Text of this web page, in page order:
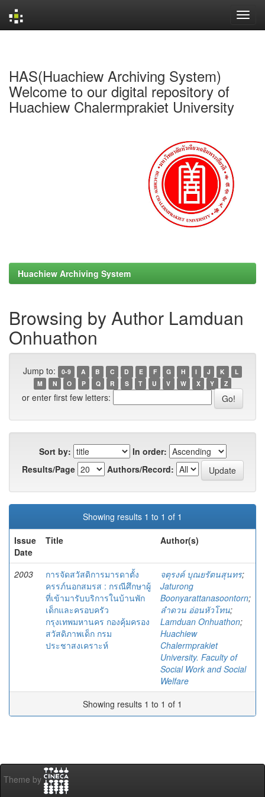
HAS(Huachiew Archiving System)
Welcome to our digital repository of
Huachiew Chalermprakiet University
Huachiew Archiving System
Browsing by Author Lamduan
Onhuathon
Jump to: 0-9 A B C D E F G H I J K
L
M
N O P Q R S T U V W X Y Z
or enter first few letters:
Sort by:
In order:
Results/Page
Authors/Record:
Showing results 1 to 1 of 1
Issue
Date
Title Author(s)
2003
การจัดสวัสดิการมารดาตั้ง
ครรภ์นอกสมรส : กรณีศึกษาผู้
ที่เข้ามารับบริการในบ้านพัก
เด็กและครอบครัว
กรุงเทพมหานคร กองคุ้มครอง
สวัสดิภาพเด็ก กรม
ประชาสงเคราะห์
จตุรงค์ บุณยรัตนสุนทร;
Jaturong
Boonyarattanasoontorn;
ลำดวน อ่อนหัวโทน;
Lamduan Onhuathon;
Huachiew
Chalermprakiet
University. Faculty of
Social Work and Social
Welfare
Showing results 1 to 1 of 1
Theme by